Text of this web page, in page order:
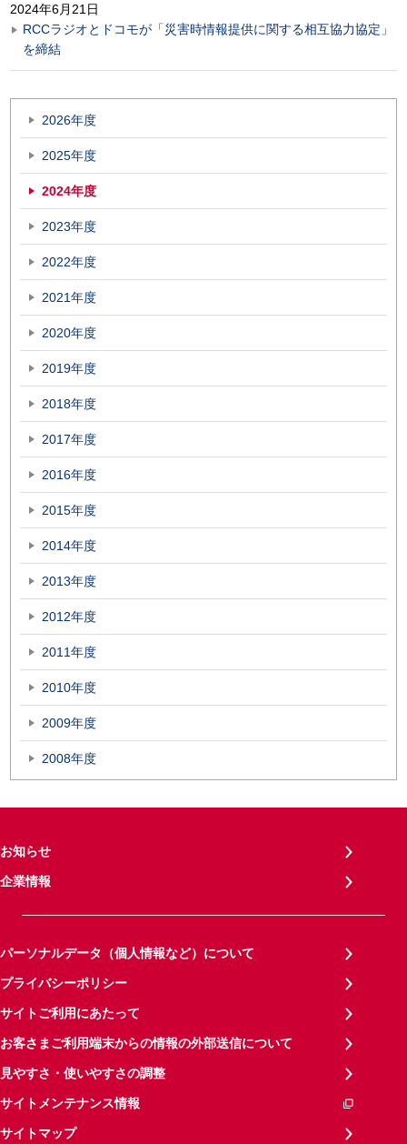
2024年6月21日
RCCラジオとドコモが「災害時情報提供に関する相互協力協定」
を締結
2026年度
2025年度
2024年度
2023年度
2022年度
2021年度
2020年度
2019年度
2018年度
2017年度
2016年度
2015年度
2014年度
2013年度
2012年度
2011年度
2010年度
2009年度
2008年度
お知らせ
企業情報
パーソナルデータ（個人情報など）について
プライバシーポリシー
サイトご利用にあたって
お客さまご利用端末からの情報の外部送信について
見やすさ・使いやすさの調整
サイトメンテナンス情報
サイトマップ